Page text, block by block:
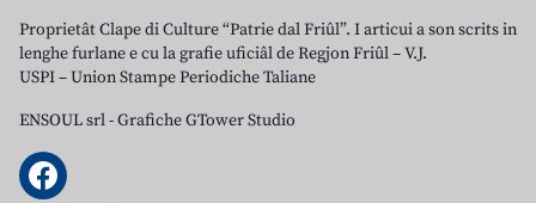
Proprietât Clape di Culture “Patrie dal Friûl”. I articui a son scrits in
lenghe furlane e cu la grafie uficiâl de Regjon Friûl – V.J.
USPI – Union Stampe Periodiche Taliane
ENSOUL srl-Grafiche GTower Studio